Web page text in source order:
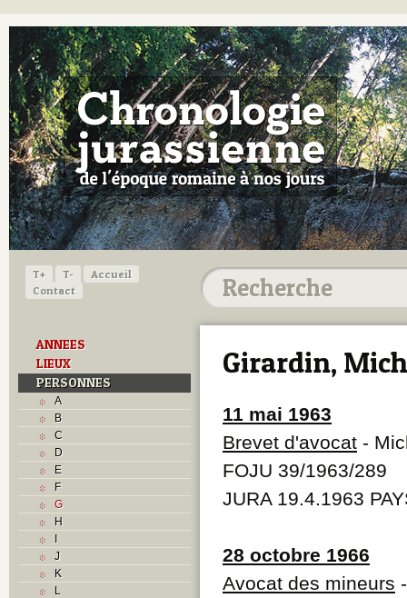
T+ T-
Accueil
Contact
ANNEES
LIEUX
PERSONNES
A
B
C
D
E
F
G
H
I
J
K
L
Girardin,
11 mai 1963
Brevet d'avocat -
FOJU 39/1963/289
JURA 19.4.1963
28 octobre 1966
Avocat des mineurs